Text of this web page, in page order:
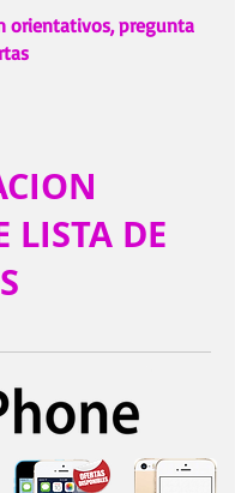
orientativos, pregunta
LISTA DE